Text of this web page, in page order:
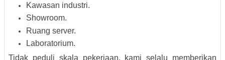
Kawasan industri.
Showroom.
Ruang server.
Laboratorium.
Tidak peduli skala pekerjaan, kami selalu memberikan